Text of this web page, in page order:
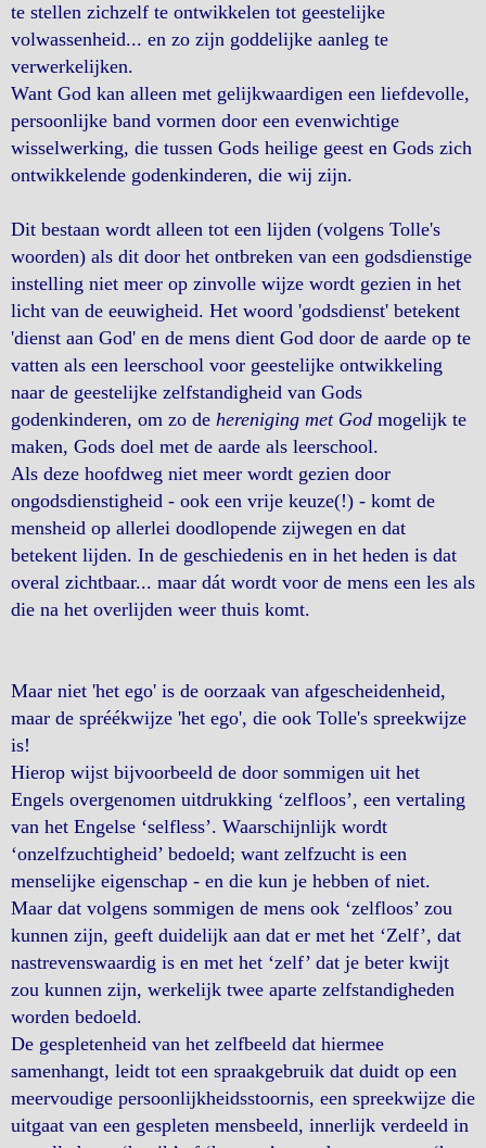
te stellen zichzelf te ontwikkelen tot geestelijke
volwassenheid... en zo zijn goddelijke aanleg te
verwerkelijken.
Want God kan alleen met gelijkwaardigen een liefdevolle,
persoonlijke band vormen door een evenwichtige
wisselwerking, die tussen Gods heilige geest en Gods zich
ontwikkelende godenkinderen, die wij zijn.
Dit bestaan wordt alleen tot een lijden (volgens Tolle's
woorden) als dit door het ontbreken van een godsdienstige
instelling niet meer op zinvolle wijze wordt gezien in het
licht van de eeuwigheid. Het woord 'godsdienst' betekent
'dienst aan God' en de mens dient God door de aarde op te
vatten als een leerschool voor geestelijke ontwikkeling
naar de geestelijke zelfstandigheid van Gods
godenkinderen, om zo de hereniging met God mogelijk te
maken, Gods doel met de aarde als leerschool.
Als deze hoofdweg niet meer wordt gezien door
ongodsdienstigheid - ook een vrije keuze(!) - komt de
mensheid op allerlei doodlopende zijwegen en dat
betekent lijden. In de geschiedenis en in het heden is dat
overal zichtbaar... maar dát wordt voor de mens een les als
die na het overlijden weer thuis komt.
Maar niet 'het ego' is de oorzaak van afgescheidenheid,
maar de spréékwijze 'het ego', die ook Tolle's spreekwijze
is!
Hierop wijst bijvoorbeeld de door sommigen uit het
Engels overgenomen uitdrukking ‘zelfloos’, een vertaling
van het Engelse ‘selfless’. Waarschijnlijk wordt
‘onzelfzuchtigheid’ bedoeld; want zelfzucht is een
menselijke eigenschap - en die kun je hebben of niet.
Maar dat volgens sommigen de mens ook ‘zelfloos’ zou
kunnen zijn, geeft duidelijk aan dat er met het ‘Zelf’, dat
nastrevenswaardig is en met het ‘zelf’ dat je beter kwijt
zou kunnen zijn, werkelijk twee aparte zelfstandigheden
worden bedoeld.
De gespletenheid van het zelfbeeld dat hiermee
samenhangt, leidt tot een spraakgebruik dat duidt op een
meervoudige persoonlijkheidsstoornis, een spreekwijze die
uitgaat van een gespleten mensbeeld, innerlijk verdeeld in